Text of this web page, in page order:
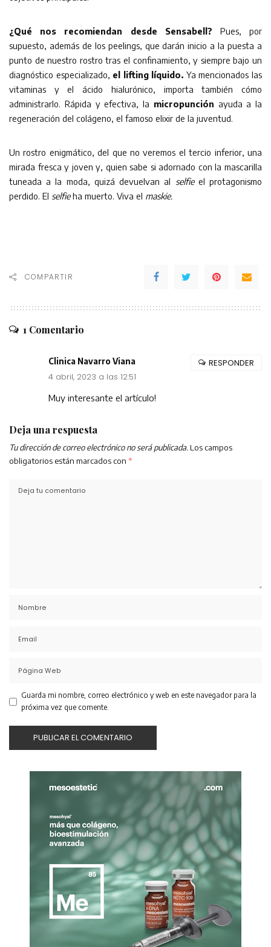
¿Qué nos recomiendan desde Sensabell? Pues, por
supuesto, además de los peelings, que darán inicio a la puesta a
punto de nuestro rostro tras el confinamiento, y siempre bajo un
diagnóstico especializado, el lifting líquido. Ya mencionados las
vitaminas y el ácido hialurónico, importa también cómo
administrarlo. Rápida y efectiva, la micropunción ayuda a la
regeneración del colágeno, el famoso elixir de la juventud.
Un rostro enigmático, del que no veremos el tercio inferior, una
mirada fresca y joven y, quien sabe si adornado con la mascarilla
tuneada a la moda, quizá devuelvan al selfie el protagonismo
perdido. El selfieha muerto. Viva el maskie.
COMPARTIR
1 Comentario
Clinica Navarro Viana
4 abril, 2023 a las 12:51
Muy interesante el artículo!
RESPONDER
Deja una respuesta
Tu dirección de correo electrónico no será publicada. Los campos
obligatorios están marcados con *
Guarda mi nombre, correo electrónico y web en este navegador para la
próxima vez que comente.